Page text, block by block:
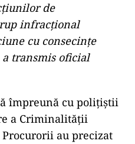
de
infracțional
cu consecințe
a transmis oficial
împreună cu polițiștii
a Criminalității
au precizat